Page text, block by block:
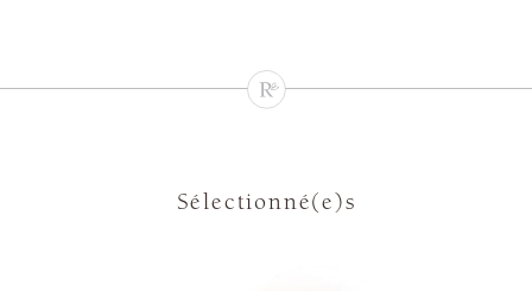
Sélectionné(e)s